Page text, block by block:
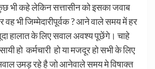
कहे लेकिन सत्तासीन को इसका जवाब
वह भी जिम्मेदारीपूर्वक ? आने वाले समय में हर
हालात के लिए सवाल अवश्य पूछेंगे। चाहे
हो कर्मचारी हो या मजदूर हो सभी के लिए
उमड़ रहे है जो आनेवाले समय मे विषाक्त